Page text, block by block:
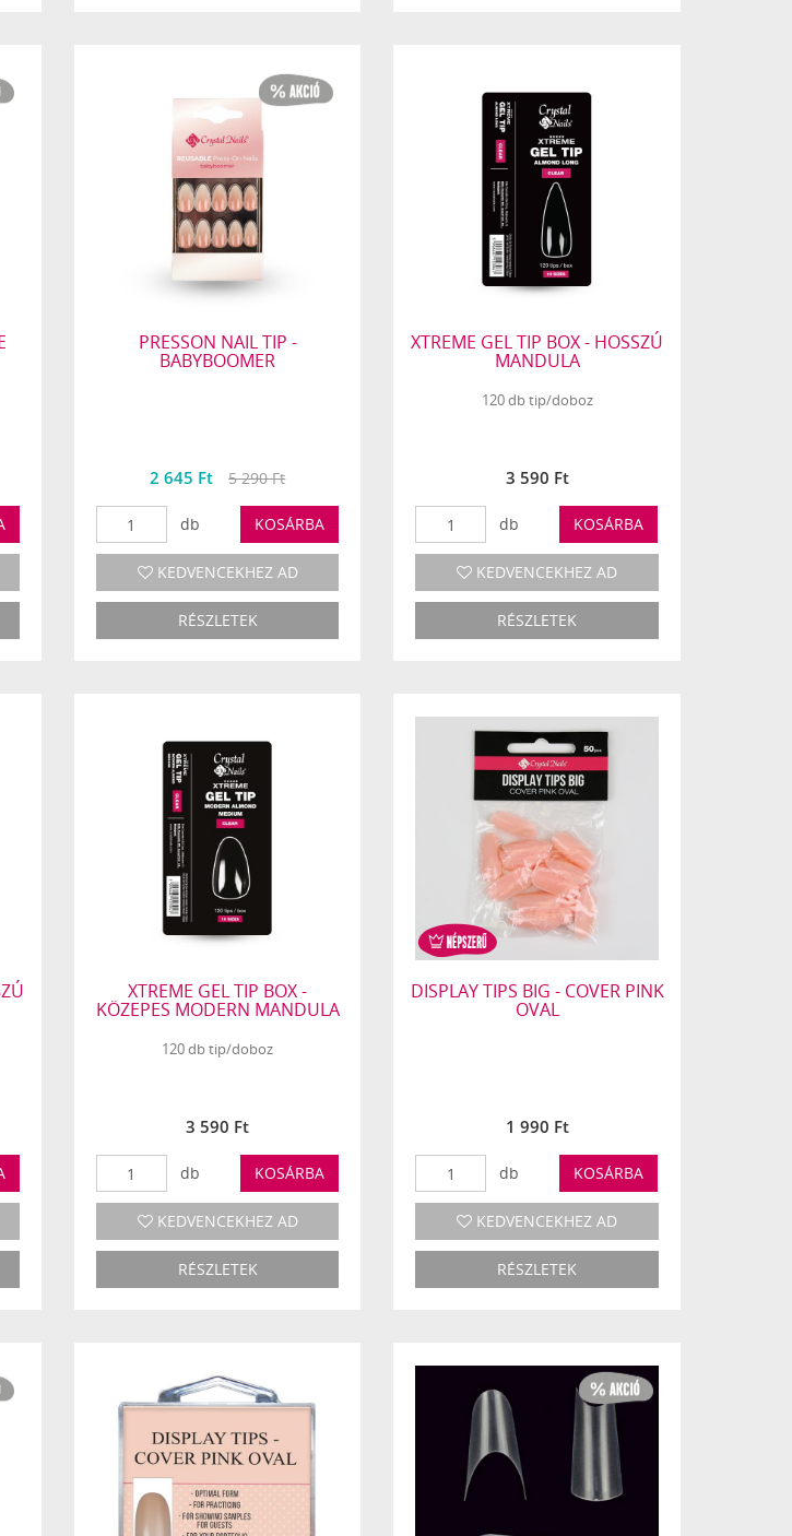
PRESSON NAIL TIP -
BABYBOOMER
2 645 Ft 5 290 Ft
db KOSÁRBA
KEDVENCEKHEZ AD
RÉSZLETEK
XTREME GEL TIP BOX - HOSSZÚ
MANDULA
120 db tip/doboz
3 590 Ft
db KOSÁRBA
KEDVENCEKHEZ AD
RÉSZLETEK
XTREME GEL TIP BOX -
KÖZEPES MODERN MANDULA
120 db tip/doboz
3 590 Ft
db KOSÁRBA
KEDVENCEKHEZ AD
RÉSZLETEK
DISPLAY TIPS BIG - COVER PINK
OVAL
1 990 Ft
db KOSÁRBA
KEDVENCEKHEZ AD
RÉSZLETEK